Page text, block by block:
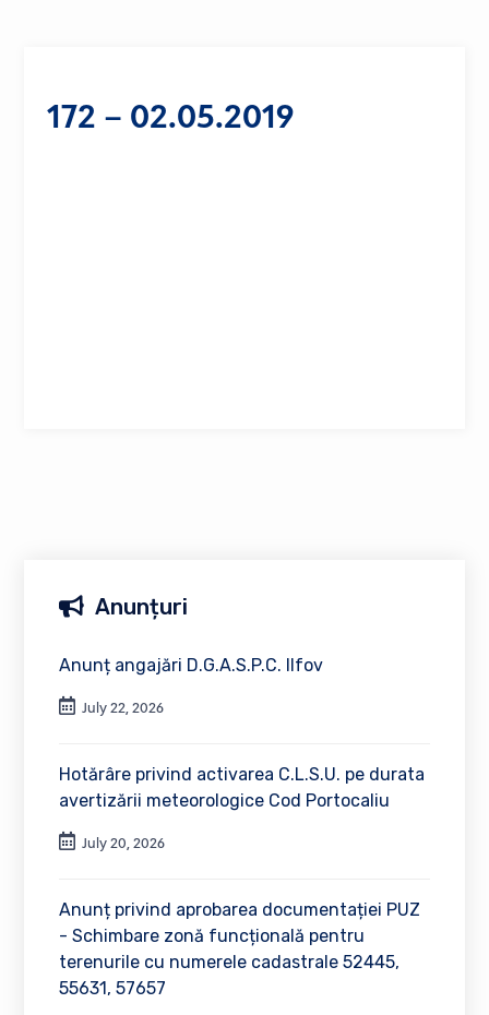
172 – 02.05.2019
Anunțuri
Anunț angajări D.G.A.S.P.C. Ilfov
July 22, 2026
Hotărâre privind activarea C.L.S.U. pe durata
avertizării meteorologice Cod Portocaliu
July 20, 2026
Anunț privind aprobarea documentației PUZ
- Schimbare zonă funcțională pentru
terenurile cu numerele cadastrale 52445,
55631, 57657